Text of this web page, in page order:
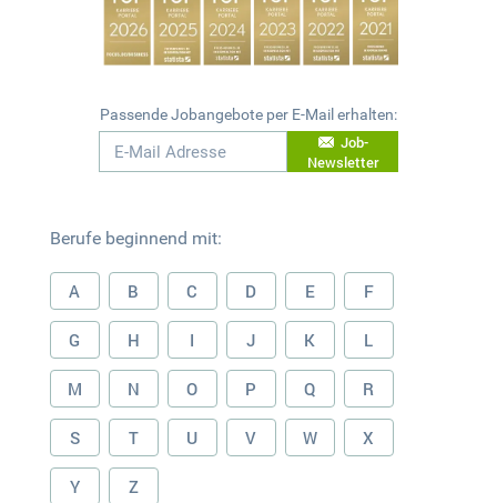
Passende Jobangebote per E-Mail erhalten:
Job-
Newsletter
Berufe beginnend mit:
A B C D E F
G H I J K L
M N O P Q R
S T U V W X
Y Z